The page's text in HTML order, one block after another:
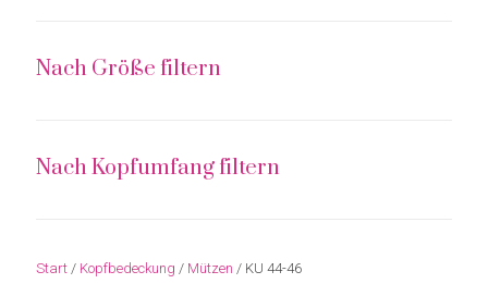
Nach Größe filtern
Nach Kopfumfang filtern
Start / Kopfbedeckung / Mützen / KU 44-46